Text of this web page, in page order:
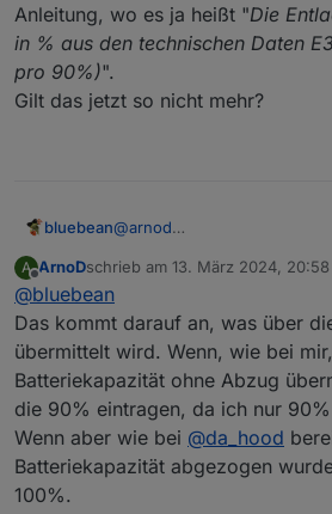
Anleitung, wo es ja heißt "Die
in % aus den technischen Daten
pro 90%)".
Gilt das jetzt so nicht mehr?
bluebean@arnod
der Anleitung, wo es ja heißt "
Batterie in % aus den
beim S10 E pro 90%)".
Gilt das jetzt so nicht mehr?
A
Offline
ArnoDschrieb am 13. März 2024, 20:58
zuletzt editiert von
@bluebean
Das kommt darauf an, was über
übermittelt wird. Wenn, wie bei
Batteriekapazität ohne Abzug
die 90% eintragen, da ich nur
Wenn aber wie bei @da_hood
Batteriekapazität abgezogen
100%.